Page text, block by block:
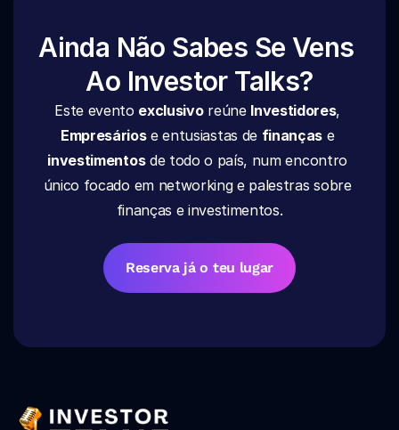
Ainda Não Sabes Se Vens
Ao Investor Talks?
Este evento exclusivo reúne Investidores
Empresários e entusiastas de finanças
e
investimentos de todo o país, num encontro
único focado em networking e palestras sobre
finanças e investimentos.
Reserva já o teu lugar